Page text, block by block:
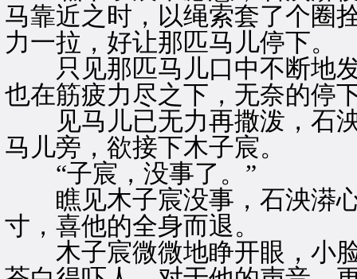
马靠近之时，以绳索套了个圈
力一拉，好让那匹马儿停下。
只见那匹马儿口中不断地发
也在筋疲力尽之下，无奈的停
见马儿已无力再撒泼，石泱
马儿旁，欲接下木子宸。
“子宸，没事了。”
瞧见木子宸没事，石泱漭心
寸，喜他的全身而退。
木子宸微微地睁开眼，小脸